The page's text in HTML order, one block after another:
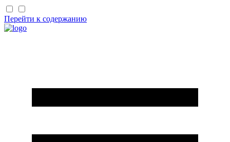
Перейти к содержанию